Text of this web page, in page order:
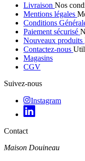
Livraison Nos
Mentions légales
Conditions
Paiement sécurisé
Nouveaux produits
Contactez-nous
Magasins
CGV
Suivez-nous
Instagram
Contact
Maison Douineau